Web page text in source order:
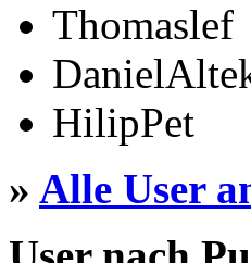
Thomaslef
HilipPet
» Alle User